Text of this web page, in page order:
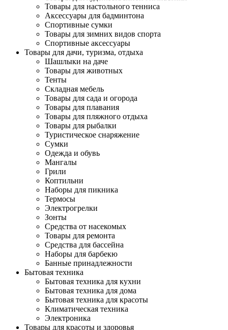
Товары для настольного тенниса
Аксессуары для бадминтона
Спортивные сумки
Товары для зимних видов спорта
Спортивные аксессуары
Товары для дачи, туризма, отдыха
Шашлыки на даче
Товары для животных
Тенты
Складная мебель
Товары для сада и огорода
Товары для плавания
Товары для пляжного отдыха
Товары для рыбалки
Туристическое снаряжение
Сумки
Одежда и обувь
Мангалы
Грили
Коптильни
Наборы для пикника
Термосы
Электрогрелки
Зонты
Средства от насекомых
Товары для ремонта
Средства для бассейна
Наборы для барбекю
Банные принадлежности
Бытовая техника
Бытовая техника для кухни
Бытовая техника для дома
Бытовая техника для красоты
Климатическая техника
Электроника
Товары для красоты и здоровья